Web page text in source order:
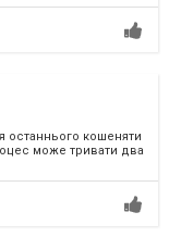
останнього кошеняти
може тривати два